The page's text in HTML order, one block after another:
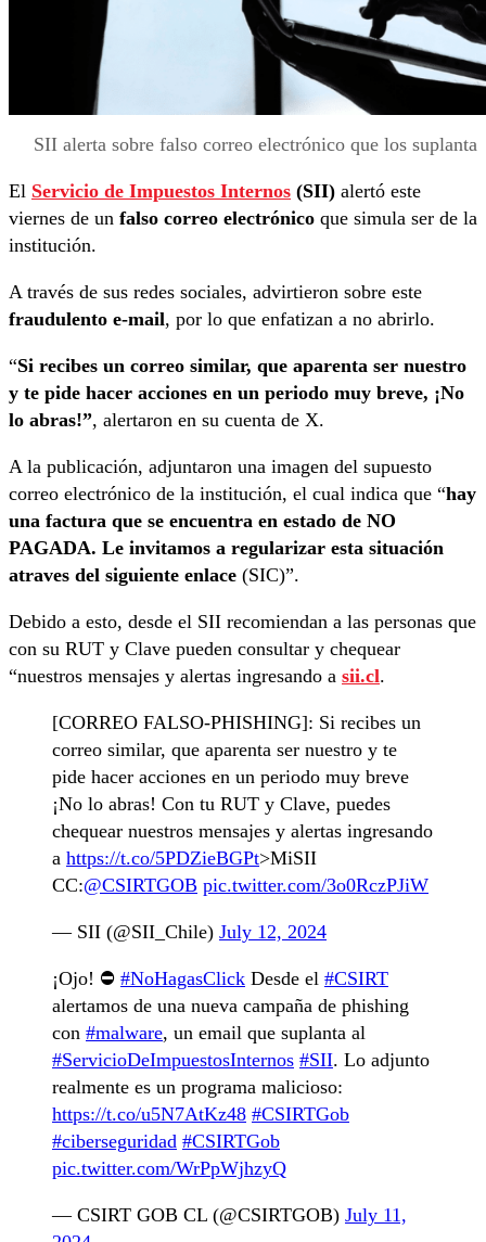
SII alerta sobre falso correo electrónico que los suplanta
El Servicio de Impuestos Internos (SII) alertó este
viernes de un falso correo electrónico que simula ser de la
institución.
A través de sus redes sociales, advirtieron sobre este
fraudulento e-mail, por lo que enfatizan a no abrirlo.
“Si recibes un correo similar, que aparenta ser nuestro
y te pide hacer acciones en un periodo muy breve, ¡No
lo abras!”, alertaron en su cuenta de X.
A la publicación, adjuntaron una imagen del supuesto
correo electrónico de la institución, el cual indica que “hay
una factura que se encuentra en estado de NO
PAGADA. Le invitamos a regularizar esta situación
atraves del siguiente enlace (SIC)”.
Debido a esto, desde el SII recomiendan a las personas que
con su RUT y Clave pueden consultar y chequear
“nuestros mensajes y alertas ingresando a sii.cl.
[CORREO FALSO-PHISHING]: Si recibes un
correo similar, que aparenta ser nuestro y te
pide hacer acciones en un periodo muy breve
¡No lo abras! Con tu RUT y Clave, puedes
chequear nuestros mensajes y alertas ingresando
a https://t.co/5PDZieBGPt>MiSII
CC:@CSIRTGOB pic.twitter.com/3o0RczPJiW
— SII (@SII_Chile) July 12, 2024
¡Ojo! ⛔️ #NoHagasClick Desde el #CSIRT
alertamos de una nueva campaña de phishing
con #malware, un email que suplanta al
#ServicioDeImpuestosInternos #SII. Lo adjunto
realmente es un programa malicioso:
https://t.co/u5N7AtKz48 #CSIRTGob
#ciberseguridad #CSIRTGob
pic.twitter.com/WrPpWjhzyQ
— CSIRT GOB CL (@CSIRTGOB) July 11,